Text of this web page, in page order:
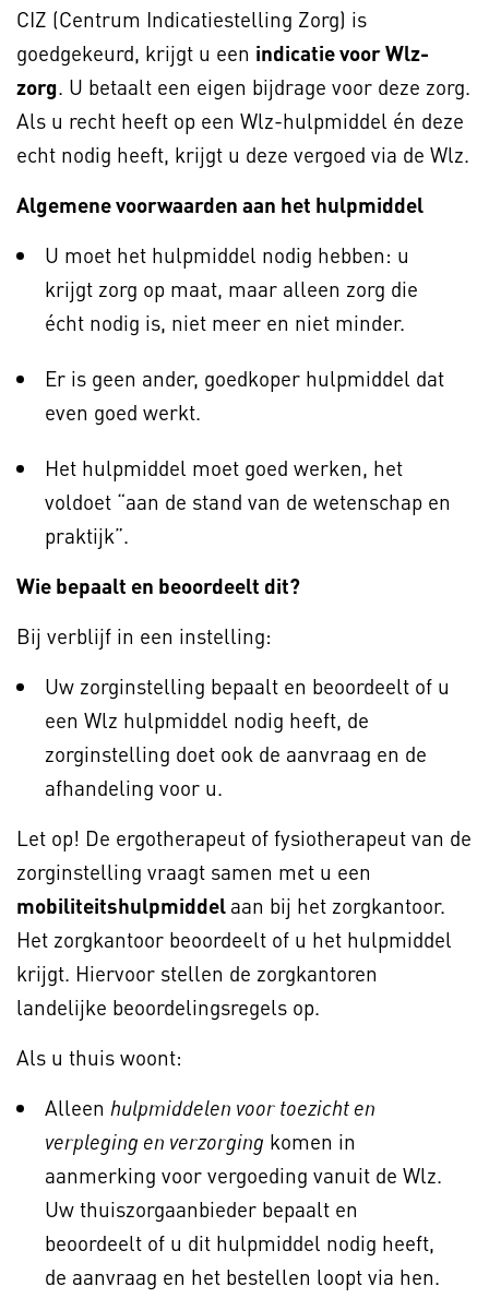
CIZ (Centrum Indicatiestelling Zorg) is
goedgekeurd, krijgt u een indicatie voor Wlz-
zorg. U betaalt een eigen bijdrage voor deze zorg.
Als u recht heeft op een Wlz-hulpmiddel én deze
echt nodig heeft, krijgt u deze vergoed via de Wlz.
Algemene voorwaarden aan het hulpmiddel
U moet het hulpmiddel nodig hebben: u
krijgt zorg op maat, maar alleen zorg die
écht nodig is, niet meer en niet minder.
Er is geen ander, goedkoper hulpmiddel dat
even goed werkt.
Het hulpmiddel moet goed werken, het
voldoet “aan de stand van de wetenschap en
praktijk”.
Wie bepaalt en beoordeelt dit?
Bij verblijf in een instelling:
Uw zorginstelling bepaalt en beoordeelt of u
een Wlz hulpmiddel nodig heeft, de
zorginstelling doet ook de aanvraag en de
afhandeling voor u.
Let op! De ergotherapeut of fysiotherapeut van de
zorginstelling vraagt samen met u een
mobiliteitshulpmiddel aan bij het zorgkantoor.
Het zorgkantoor beoordeelt of u het hulpmiddel
krijgt. Hiervoor stellen de zorgkantoren
landelijke beoordelingsregels op.
Als u thuis woont:
Alleen hulpmiddelen voor toezicht en
verpleging en verzorging komen in
aanmerking voor vergoeding vanuit de Wlz.
Uw thuiszorgaanbieder bepaalt en
beoordeelt of u dit hulpmiddel nodig heeft,
de aanvraag en het bestellen loopt via hen.